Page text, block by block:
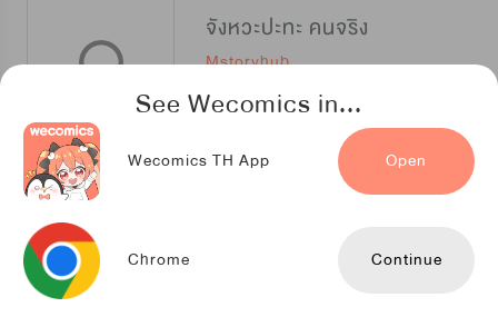
See Wecomics in...
Wecomics TH App Open
Chrome Continue
จังหวะปะทะ คนจริง
Mstoryhub
Oh Boy แค้นนี้พี่ขอเอาคืน